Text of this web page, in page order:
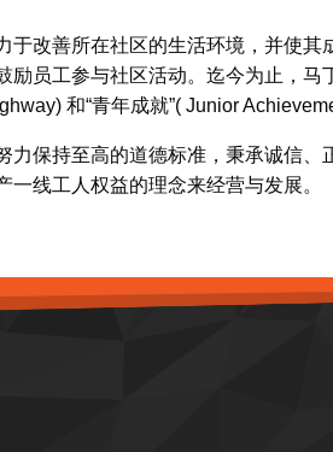
于改善所在社区的生活环境，并使
励员工参与社区活动。迄今为止，马
和“青年成就”( Junior
力保持至高的道德标准，秉承诚信
一线工人权益的理念来经营与发展。